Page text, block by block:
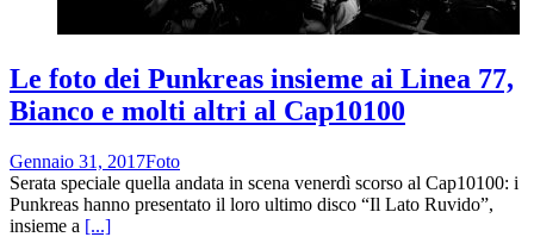
Le foto dei Punkreas insieme ai Linea 77,
Bianco e molti altri al Cap10100
Gennaio 31, 2017Foto
Serata speciale quella andata in scena venerdì scorso al Cap10100: i
Punkreas hanno presentato il loro ultimo disco “Il Lato Ruvido”,
insieme a [...]